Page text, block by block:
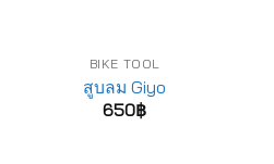
BIKE TOOL
สูบลม Giyo
650฿